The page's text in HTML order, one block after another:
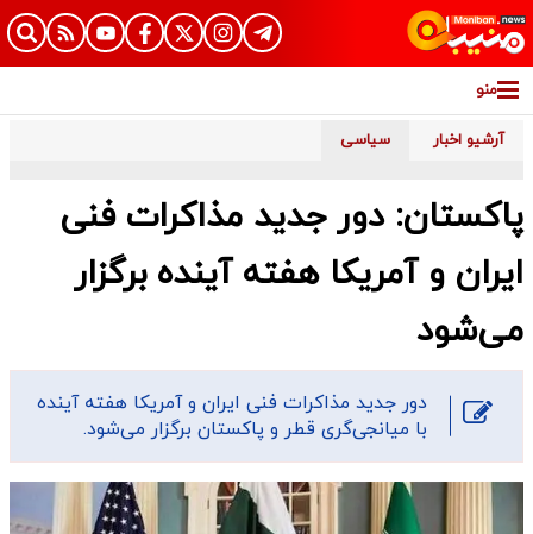
منو
آرشیو اخبار سیاسی
پاکستان: دور جدید مذاکرات فنی
ایران و آمریکا هفته آینده برگزار
می‌شود
دور جدید مذاکرات فنی ایران و آمریکا هفته آینده
با میانجی‌گری قطر و پاکستان برگزار می‌شود.